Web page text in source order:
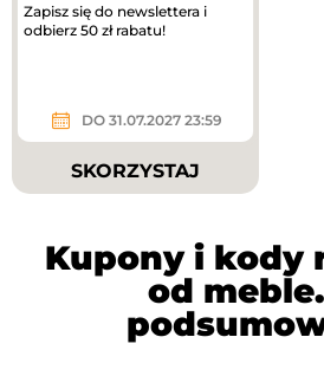
Zapisz się do newslettera i
odbierz 50 zł rabatu!
DO 31.07.2027 23:59
SKORZYSTAJ
Kupony i kody
od